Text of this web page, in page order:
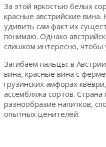
За этой яркостью белых
красные австрийские
удивить сам факт их
понимаю. Однако
слишком интересно, чтобы
Загибаем пальцы: в
вина, красные вина с
грузинских амфорах
ассембляжа сортов.
разнообразие напитков,
опытных ценителей.